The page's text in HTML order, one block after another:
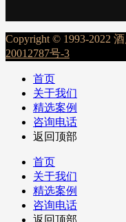
Copyright © 1993-2022
20012787号-3
首页
关于我们
精选案例
咨询电话
返回顶部
首页
关于我们
精选案例
咨询电话